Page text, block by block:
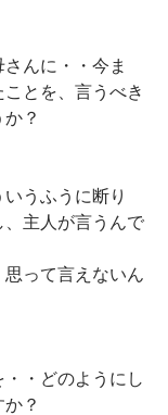
んに・・今ま
とを、言うべき
？
うふうに断り
主人が言うんで
って言えないん
・どのようにし
？